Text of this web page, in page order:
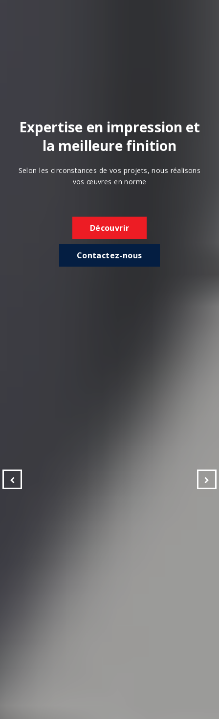
Expertise en impression et
la meilleure finition
Selon les circonstances de vos projets, nous réalisons
vos œuvres en norme
Découvrir
Contactez-nous